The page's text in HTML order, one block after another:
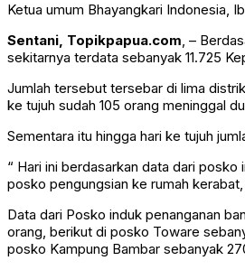
Ketua umum Bhayangkari Indonesia,
Sentani, Topikpapua.com, –
sekitarnya terdata sebanyak 11.725
Jumlah tersebut tersebar di lima
ke tujuh sudah 105 orang meninggal
Sementara itu hingga hari ke tujuh
“ Hari ini berdasarkan data dari
posko pengungsian ke rumah
Data dari Posko induk penanganan
orang, berikut di posko Toware
posko Kampung Bambar sebanyak